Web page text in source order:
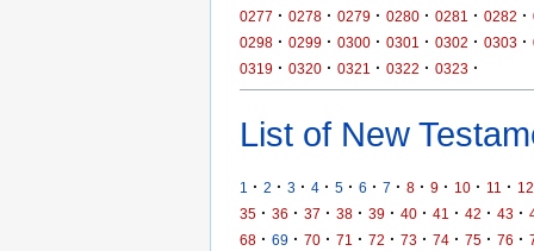
0277 · 0278 · 0279 · 0280 · 0281 · 0282 ·
0298 · 0299 · 0300 · 0301 · 0302 · 0303 ·
0319 · 0320 · 0321 · 0322 · 0323 ·
List of New
1 · 2 · 3 · 4 · 5 · 6 · 7 · 8 · 9 · 10 · 11 · 12
35 · 36 · 37 · 38 · 39 · 40 · 41 · 42 · 43 ·
68 · 69 · 70 · 71 · 72 · 73 · 74 · 75 · 76 ·